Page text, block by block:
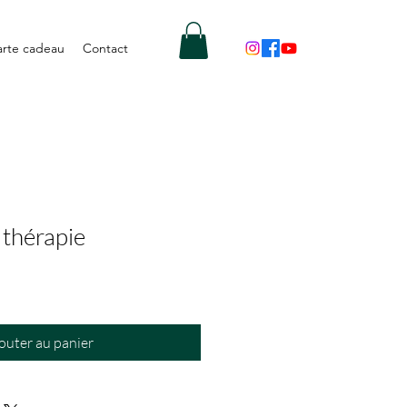
cadeau Contact
au panier